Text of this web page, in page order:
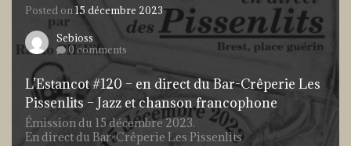
Posted on15 décembre 2023
Sebioss
0 comments
L’Estancot #120 – en direct du Bar-Crêperie Les
Pissenlits – Jazz et chanson francophone
Émission du 15 décembre 2023.
En direct du Bar-Crêperie Les Pissenlits